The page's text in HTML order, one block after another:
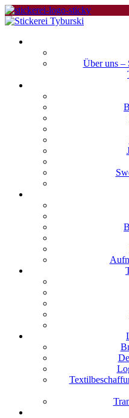
Über uns –